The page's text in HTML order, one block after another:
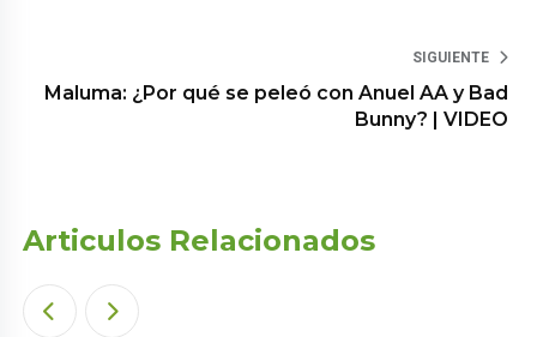
SIGUIENTE
Maluma: ¿Por qué se peleó con Anuel AA y Bad
Bunny? | VIDEO
Articulos Relacionados